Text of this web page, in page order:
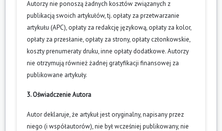
Autorzy nie ponoszą żadnych kosztów związanych z
publikacją swoich artykułów, tj. opłaty za przetwarzanie
artykułu (APC), opłaty za redakcję językową, opłaty za kolor,
opłaty za przesłanie, opłaty za strony, opłaty członkowskie,
koszty prenumeraty druku, inne opłaty dodatkowe. Autorzy
nie otrzymują również żadnej gratyfikacji finansowej za
publikowane artykuły.
3. Oświadczenie Autora
Autor deklaruje, że artykuł jest oryginalny, napisany przez
niego (i współautorów), nie był wcześniej publikowany, nie